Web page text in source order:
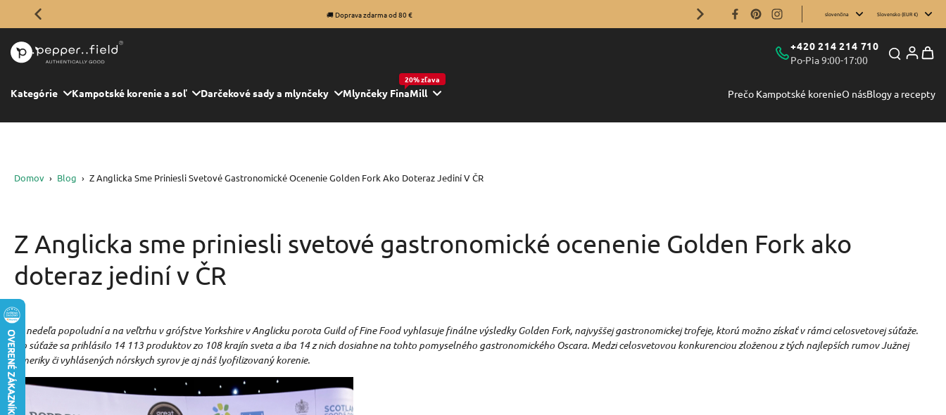
Preskočiť
na
obsah
20% zľava na eletrické mlynčeky FinaMill
slovenčina Slovensko (EUR €)
+420 214 214 710
Po-Pia 9:00-17:00
Kategórie Kampotské korenie a soľ Darčekové sady a mlynčeky Mlynčeky FinaMill
20% zľava
Prečo Kampotské korenieO násBlogy a recepty
Domov › Blog › Z Anglicka Sme Priniesli Svetové Gastronomické Ocenenie Golden Fork Ako Doteraz Jediní V ČR
Z Anglicka sme priniesli svetové gastronomické ocenenie Golden Fork ako
doteraz jediní v ČR
Je nedeľa popoludní a na veľtrhu v grófstve Yorkshire v Anglicku porota Guild of Fine Food vyhlasuje finálne výsledky Golden Fork, najvyššej gastronomickej trofeje, ktorú možno získať v rámci celosvetovej súťaže.
Do súťaže sa prihlásilo 14 113 produktov zo 108 krajín sveta a iba 14 z nich dosiahne na tohto pomyselného gastronomického Oscara. Medzi celosvetovou konkurenciou zloženou z tých najlepších rumov Južnej
Ameriky či vyhlásených nórskych syrov je aj náš lyofilizovaný korenie.